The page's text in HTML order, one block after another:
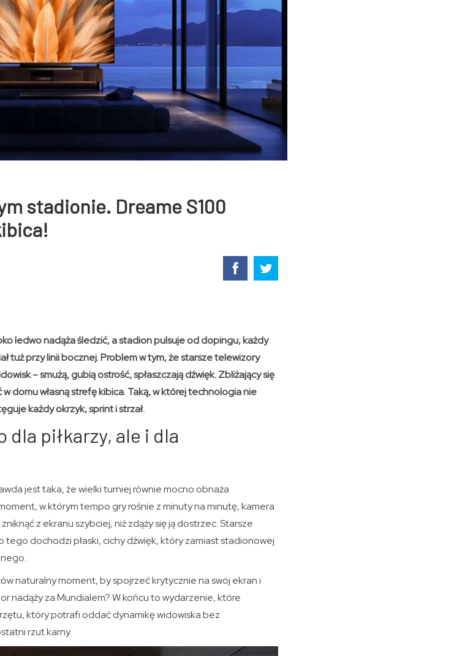
stadionie. Dreame S100
ledwo nadąża śledzić, a stadion pulsuje od dopingu, każdy
tuż przy linii bocznej. Problem w tym, że starsze telewizory
– smużą, gubią ostrość, spłaszczają dźwięk. Zbliżający się
domu własną strefę kibica. Taką, w której technologia nie
każdy okrzyk, sprint i strzał.
piłkarzy, ale i dla
jest taka, że wielki turniej równie mocno obnaża
w którym tempo gry rośnie z minuty na minutę, kamera
z ekranu szybciej, niż zdąży się ją dostrzec. Starsze
dochodzi płaski, cichy dźwięk, który zamiast stadionowej
naturalny moment, by spojrzeć krytycznie na swój ekran i
nadąży za Mundialem? W końcu to wydarzenie, które
który potrafi oddać dynamikę widowiska bez
rzut karny.